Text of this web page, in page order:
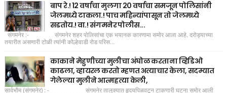
बाप रे.! 12 वर्षाचा मुलगा 20 वर्षाचा समजून पोलिसांनी
जेलमध्ये टाकला.! पाच महिन्यांपासून तो जेलमध्ये
सडतोय.! वा.! संगमनेर पोलीस...
संगमनेर :- संगमनेर शहर पोलिसांचा एक भयानक कारणामा समोर आला आहे. दरोड्याच्या
तयारीत असणारी टोळी त्यांनी कोल्हेवाडी रोड परिस...
काकाने मेहुणीच्या मुलीचा अंघोळ करताना व्हिडिओ
काढला, व्हायरल करतो म्हणत अत्याचार केला, सदम्यात
गेलेल्या मुलीने आत्महत्या केली,
सार्वभौम (संगमनेर) : - संगमनेर तालुक्यात हृदयपिळवटून टाकणारी घटना समोर आली